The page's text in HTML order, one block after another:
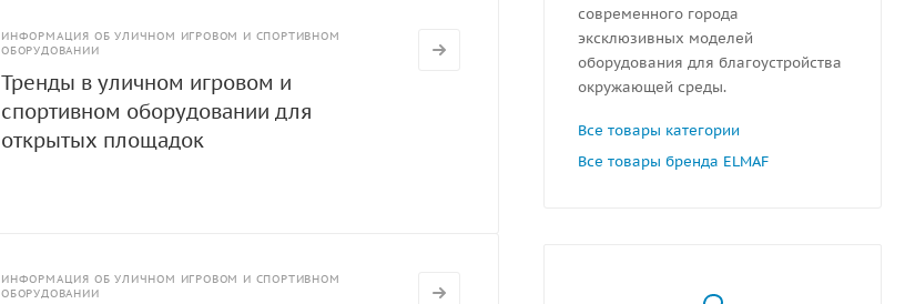
ИНФОРМАЦИЯ ОБ УЛИЧНОМ ИГРОВОМ И СПОРТИВНОМ
ОБОРУДОВАНИИ
Тренды в уличном игровом и
спортивном оборудовании для
открытых площадок
ИНФОРМАЦИЯ ОБ УЛИЧНОМ ИГРОВОМ И СПОРТИВНОМ
ОБОРУДОВАНИИ
современного города
эксклюзивных моделей
оборудования для благоустройства
окружающей среды.
Все товары категории
Все товары бренда ELMAF